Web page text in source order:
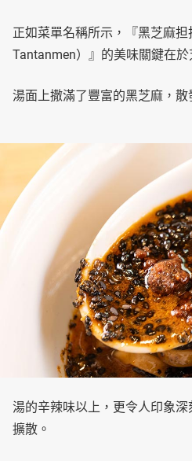
正如菜單名稱所示，『黑芝麻
Tantanmen）』的美味關鍵在於
湯面上撒滿了豐富的黑芝麻，散
湯的辛辣味以上，更令人印象
擴散。